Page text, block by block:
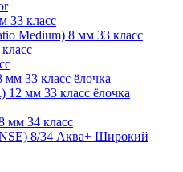
33 класс
Medium) 8 мм 33 класс
33 класс ёлочка
12 мм 33 класс ёлочка
мм 34 класс
8/34 Аква+ Широкий